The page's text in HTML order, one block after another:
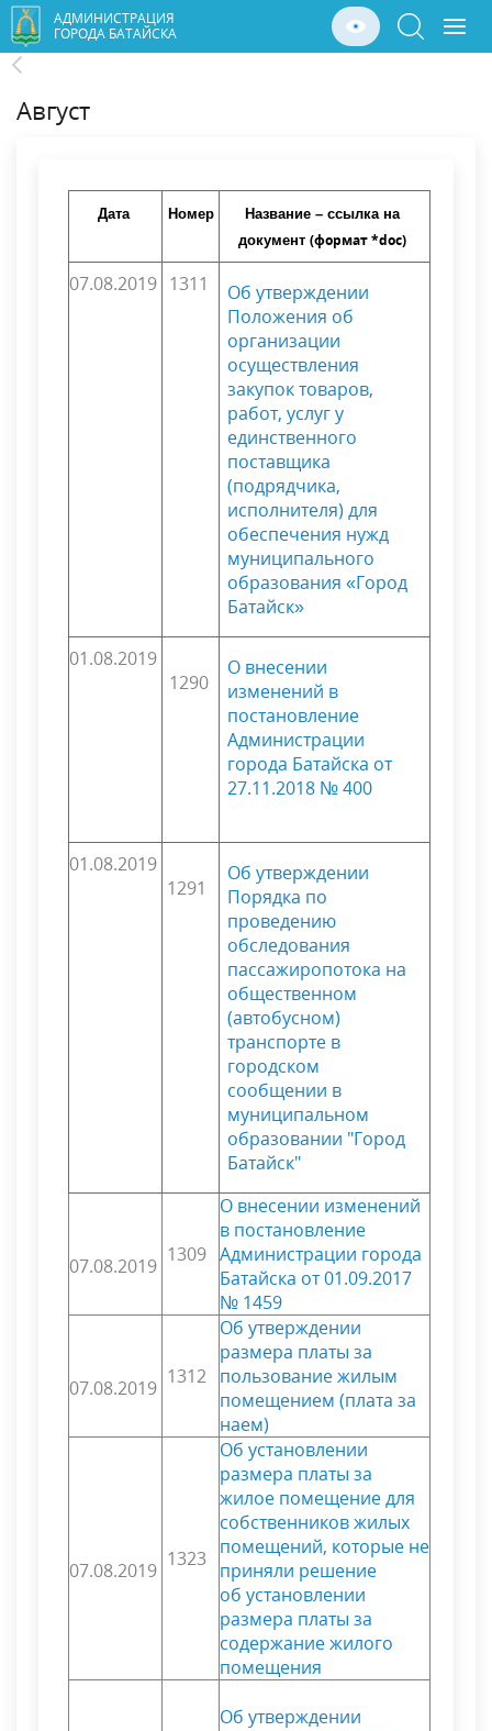
АДМИНИСТРАЦИЯ
ГОРОДА БАТАЙСКА
Август
Дата Номер
Название – ссылка на
документ(формат *doc)
07.08.2019 1311
Об утверждении
Положения об
организации
осуществления
закупок товаров,
работ, услуг у
единственного
поставщика
(подрядчика,
исполнителя) для
обеспечения нужд
муниципального
образования «Город
Батайск»
01.08.2019
1290
О внесении
изменений в
постановление
Администрации
города Батайска от
27.11.2018 № 400
01.08.2019
1291
Об утверждении
Порядка по
проведению
обследования
пассажиропотока на
общественном
(автобусном)
транспорте в
городском
сообщении в
муниципальном
образовании "Город
Батайск"
07.08.2019 1309
О внесении изменений
в постановление
Администрации города
Батайска от 01.09.2017
№ 1459
07.08.2019 1312
Об утверждении
размера платы за
пользование жилым
помещением (плата за
наем)
07.08.2019 1323
Об установлении
размера платы за
жилое помещение для
собственников жилых
помещений, которые не
приняли решение
об установлении
размера платы за
содержание жилого
помещения
Об утверждении